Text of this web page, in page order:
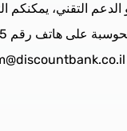
التقني، يمكنكم